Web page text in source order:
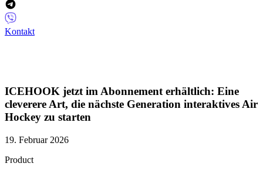
Kontakt
ICEHOOK jetzt im Abonnement erhältlich: Eine
cleverere Art, die nächste Generation interaktives Air
Hockey zu starten
19. Februar 2026
Product